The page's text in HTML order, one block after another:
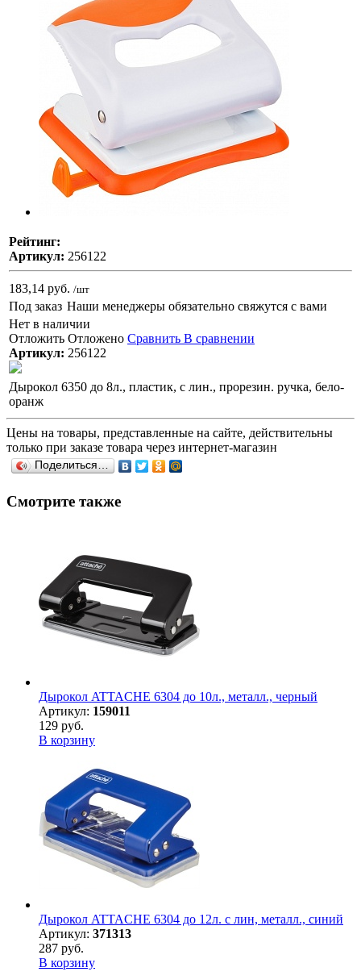
Рейтинг:
Артикул: 256122
183,14 руб. /шт
Под заказ Наши менеджеры обязательно свяжутся с вами
Нет в наличии
Отложить Отложено Сравнить В сравнении
Артикул: 256122
Дырокол 6350 до 8л., пластик, с лин., прорезин. ручка, бело-
оранж
Цены на товары, представленные на сайте, действительны
только при заказе товара через интернет-магазин
Поделиться…
Смотрите также
Дырокол ATTACHE 6304 до 10л., металл., черный
Артикул: 159011
129 руб.
В корзину
Дырокол ATTACHE 6304 до 12л. с лин, металл., синий
Артикул: 371313
287 руб.
В корзину